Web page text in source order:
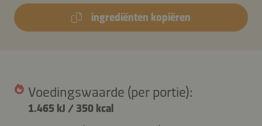
ingrediënten kopiëren
Voedingswaarde (per portie):
1.465 kJ / 350 kcal